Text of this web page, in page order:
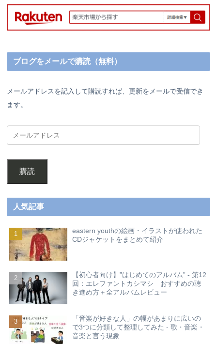
ブログをメールで購読（無料）
メールアドレスを記入して購読すれば、更新をメールで受信でき
ます。
購読
人気記事
eastern youthの絵画・イラストが使われた
CDジャケットをまとめて紹介
【初心者向け】”はじめてのアルバム” - 第12
回：エレファントカシマシ おすすめの聴
き進め方＋全アルバムレビュー
「音楽が好きな人」の幅があまりに広いの
で3つに分類して整理してみた - 歌・音楽・
音楽と言う現象